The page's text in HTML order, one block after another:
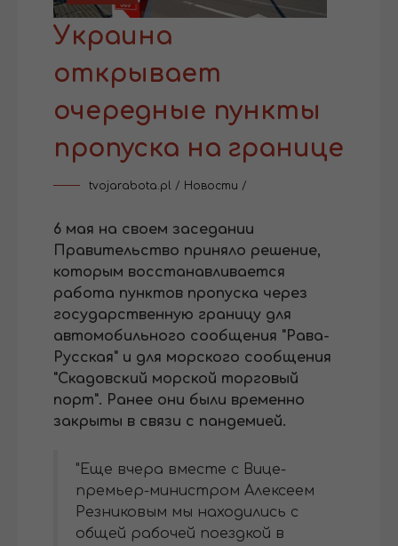
Украина
открывает
очередные пункты
пропуска на границе
tvojarabota.pl / Новости /
6 мая на своем заседании
Правительство приняло решение,
которым восстанавливается
работа пунктов пропуска через
государственную границу для
автомобильного сообщения "Рава-
Русская" и для морского сообщения
"Скадовский морской торговый
порт". Ранее они были временно
закрыты в связи с пандемией.
"Еще вчера вместе с Вице-
премьер-министром Алексеем
Резниковым мы находились с
общей рабочей поездкой в ​​